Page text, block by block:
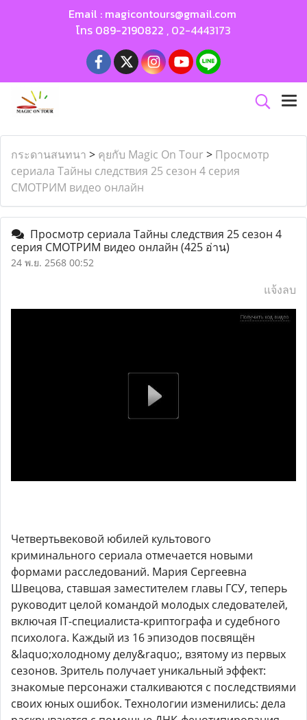
Email : magicontours@gmail.com
โทร 089-2190822 , 02-4443173
กระดานสนทนา > คุยกับ Magic On Tour > Просмотр
сериала Тайны следствия 25 сезон 4 серия
СМОТРИМ видео онлайн
Просмотр сериала Тайны следствия 25 сезон 4
серия СМОТРИМ видео онлайн (425 อ่าน)
24 พ.ย. 2568 00:52
แจ้งลบ
Четвертьвековой юбилей культового
криминального сериала отмечается новыми
формами расследований. Мария Сергеевна
Швецова, ставшая заместителем главы ГСУ, теперь
руководит целой командой молодых следователей,
включая IT-специалиста-криптографа и судебного
психолога. Каждый из 16 эпизодов посвящён
&laquo;холодному делу&raquo;, взятому из первых
сезонов. Зритель получает уникальный эффект:
знакомые персонажи сталкиваются с последствиями
своих юных ошибок. Технологии изменились: дела